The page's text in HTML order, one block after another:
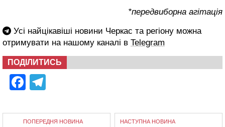
*передвиборна агітація
Усі найцікавіші новини Черкас та регіону можна
отримувати на нашому каналі в Telegram
ПОДІЛИТИСЬ
Facebook
ПОПЕРЕДНЯ НОВИНА НАСТУПНА НОВИНА